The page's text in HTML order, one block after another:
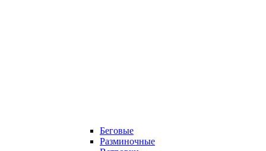
Беговые
Разминочные